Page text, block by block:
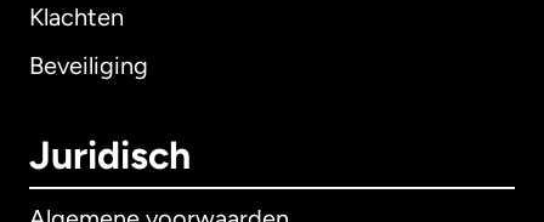
Klachten
Beveiliging
Juridisch